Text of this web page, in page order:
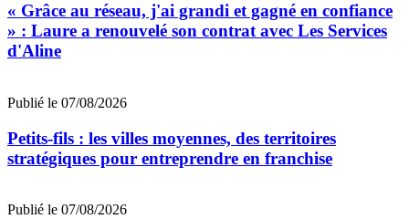
« Grâce au réseau, j'ai grandi et gagné en confiance
» : Laure a renouvelé son contrat avec Les Services
d'Aline
Publié le 07/08/2026
Petits-fils : les villes moyennes, des territoires
stratégiques pour entreprendre en franchise
Publié le 07/08/2026